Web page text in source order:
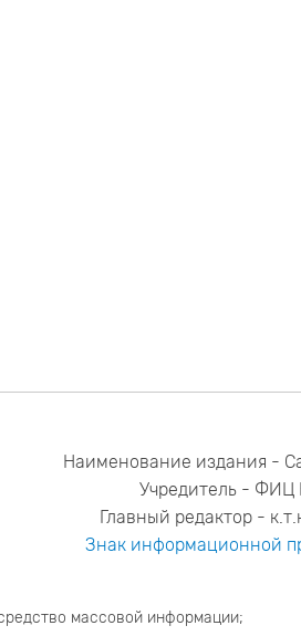
Наименование издания -
Учредитель -
Главный редактор -
Знак информационной
массовой информации;